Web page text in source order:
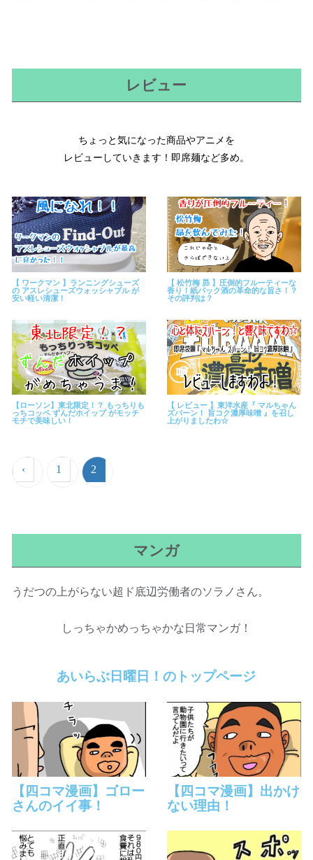
レビュー
ちょっと気になった商品やアニメを
レビューしていきます！即席麺など多め。
【 ワークマン 】ランニングシューズ
の アスレシューズウォッシャブル が
安い軽い清潔！
【 松竹梅 昴 】圧倒的フルーティーな
香り！紙パック酒の革命的な旨さ！？
その評判は？
【ローソン】東北限定！？ もっちりも
っちコッペ ずんだホイップ がモッチ
モチで美味しい！
【 レビュー 】東洋水産『 マルちゃん
ズバーン！ 旨コク濃厚味噌 』を召し
上がりましたわ☆
‹ 1 2
マンガ
うだつの上がらない超ド底辺労働者のソラノさん。
しっちゃかめっちゃかな日常マンガ！
あいらぶ日曜日！のトップページ
【四コマ漫画】ゴロー
さんのイイ事！
【四コマ漫画】出かけ
ない理由！